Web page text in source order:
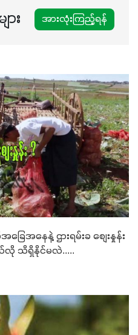
ား အားလုံးကြည့်ရန်
အနေနဲ့ ဌားရမ်းခ စျေးနှုန်း
ယ်လို သိရှိနိုင်မလဲ.....